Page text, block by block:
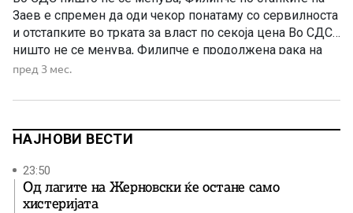
Заев е спремен да оди чекор понатаму со сервилноста
и отстапките во трката за власт по секоја цена Во СДС
ништо не се менува, Филипче е продолжена рака на
Заев во предавничките политики и е спремен да го
пред 3 мес.
НАЈНОВИ ВЕСТИ
23:50
Од лагите на Жерновски ќе остане само
хистеријата